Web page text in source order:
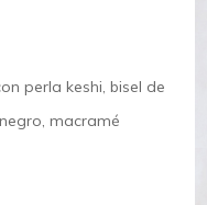
perla keshi, bisel de
macramé